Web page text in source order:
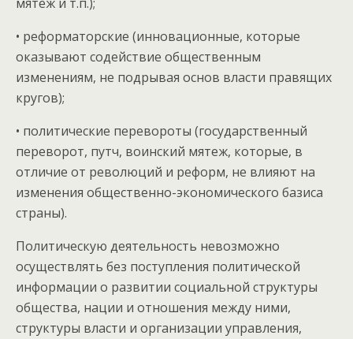
• реформаторские (инновационные, которые
оказывают содействие общественным
изменениям, не подрывая основ власти правящих
кругов);
• политические перевороты (государственный
переворот, путч, воинский мятеж, которые, в
отличие от революций и реформ, не влияют на
изменения общественно-экономического базиса
страны).
Политическую деятельность невозможно
осуществлять без поступления политической
информации о развитии социальной структуры
общества, нации и отношения между ними,
структуры власти и организации управления,